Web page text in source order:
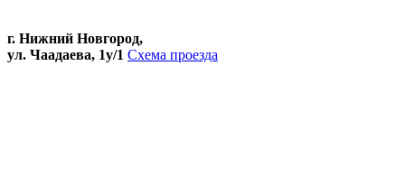
г. Нижний Новгород,
ул. Чаадаева, 1у/1 Схема проезда